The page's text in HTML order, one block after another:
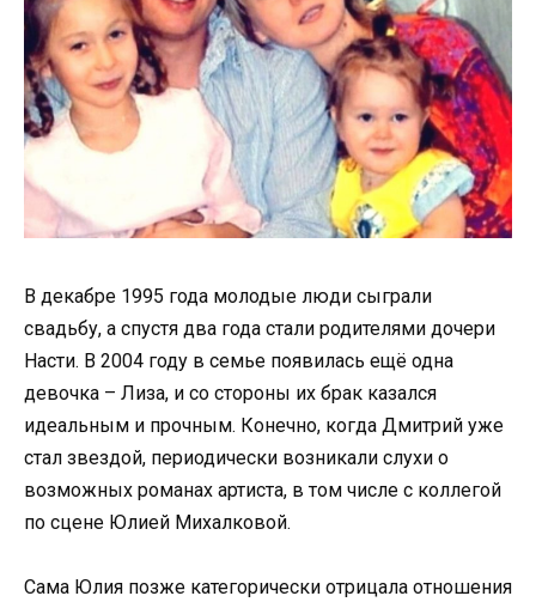
В декабре 1995 года молодые люди сыграли
свадьбу, а спустя два года стали родителями дочери
Насти. В 2004 году в семье появилась ещё одна
девочка – Лиза, и со стороны их брак казался
идеальным и прочным. Конечно, когда Дмитрий уже
стал звездой, периодически возникали слухи о
возможных романах артиста, в том числе с коллегой
по сцене Юлией Михалковой.
Сама Юлия позже категорически отрицала отношения